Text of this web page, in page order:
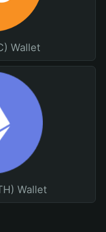
Wallet
Wallet